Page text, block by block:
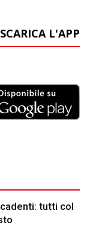
SCARICA L'APP
tutti col